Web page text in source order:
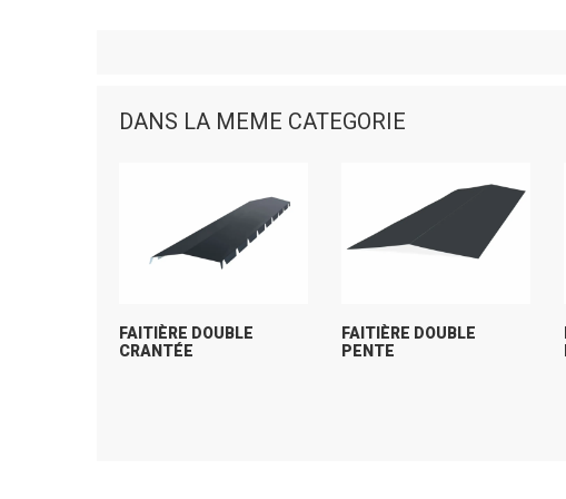
DANS LA MEME CATEGORIE
FAITIÈRE DOUBLE
CRANTÉE
FAITIÈRE DOUBLE
PENTE